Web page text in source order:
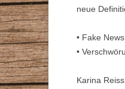
neue
• Fake
•
Karina